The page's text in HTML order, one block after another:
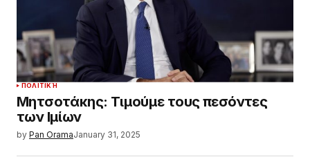
ΠΟΛΙΤΙΚΉ
Μητσοτάκης: Τιμούμε τους πεσόντες
των Ιμίων
by Pan OramaJanuary 31, 2025